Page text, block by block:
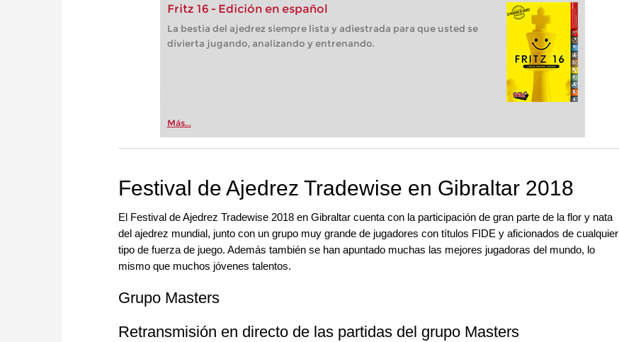
Fritz 16 - Edición en español
La bestia del ajedrez siempre lista y adiestrada para que usted se
divierta jugando, analizando y entrenando.
Más...
Festival de Ajedrez Tradewise en Gibraltar 2018
El Festival de Ajedrez Tradewise 2018 en Gibraltar cuenta con la participación de gran parte de la flor y nata
del ajedrez mundial, junto con un grupo muy grande de jugadores con títulos FIDE y aficionados de cualquier
tipo de fuerza de juego. Además también se han apuntado muchas las mejores jugadoras del mundo, lo
mismo que muchos jóvenes talentos.
Grupo Masters
Retransmisión en directo de las partidas del grupo Masters